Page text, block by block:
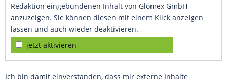
Redaktion eingebundenen Inhalt von Glomex GmbH
anzuzeigen. Sie können diesen mit einem Klick anzeigen
lassen und auch wieder deaktivieren.
jetzt aktivieren
Ich bin damit einverstanden, dass mir externe Inhalte